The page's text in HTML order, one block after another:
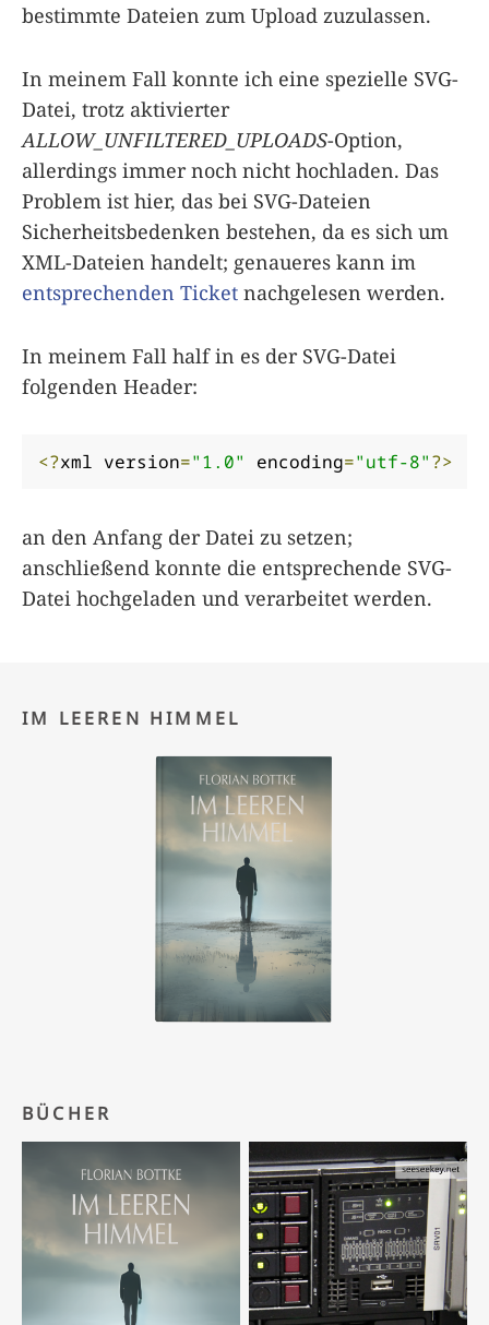
bestimmte Dateien zum Upload zuzulassen.
In meinem Fall konnte ich eine spezielle SVG-
Datei, trotz aktivierter
ALLOW_UNFILTERED_UPLOADS-Option,
allerdings immer noch nicht hochladen. Das
Problem ist hier, das bei SVG-Dateien
Sicherheitsbedenken bestehen, da es sich um
XML-Dateien handelt; genaueres kann im
entsprechenden Ticket nachgelesen werden.
In meinem Fall half in es der SVG-Datei
folgenden Header:
<?xml version="1.0" encoding="utf-8"?>
an den Anfang der Datei zu setzen;
anschließend konnte die entsprechende SVG-
Datei hochgeladen und verarbeitet werden.
IM LEEREN HIMMEL
BÜCHER